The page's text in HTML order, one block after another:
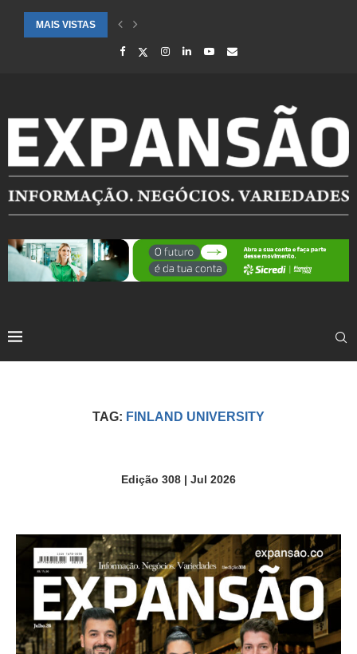
MAIS VISTAS
CIDADES ATENDIDAS PELO SEBRAE RS SÃO DESTAQUE EM
TAG: FINLAND UNIVERSITY
Edição 308 | Jul 2026